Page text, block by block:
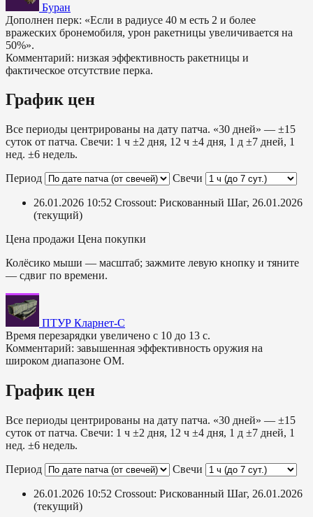
Буран
Дополнен перк: «Если в радиусе 40 м есть 2 и более
вражеских бронемобиля, урон ракетницы увеличивается на
50%».
Комментарий: низкая эффективность ракетницы и
фактическое отсутствие перка.
График цен
Все периоды центрированы на дату патча. «30 дней» — ±15
суток от патча. Свечи: 1 ч ±2 дня, 12 ч ±4 дня, 1 д ±7 дней, 1
нед. ±6 недель.
Период
Свечи
26.01.2026 10:52 Crossout: Рискованный Шаг, 26.01.2026
(текущий)
Цена продажи Цена покупки
Колёсико мыши — масштаб; зажмите левую кнопку и тяните
— сдвиг по времени.
ПТУР Кларнет-С
Время перезарядки увеличено с 10 до 13 с.
Комментарий: завышенная эффективность оружия на
широком диапазоне ОМ.
График цен
Все периоды центрированы на дату патча. «30 дней» — ±15
суток от патча. Свечи: 1 ч ±2 дня, 12 ч ±4 дня, 1 д ±7 дней, 1
нед. ±6 недель.
Период
Свечи
26.01.2026 10:52 Crossout: Рискованный Шаг, 26.01.2026
(текущий)